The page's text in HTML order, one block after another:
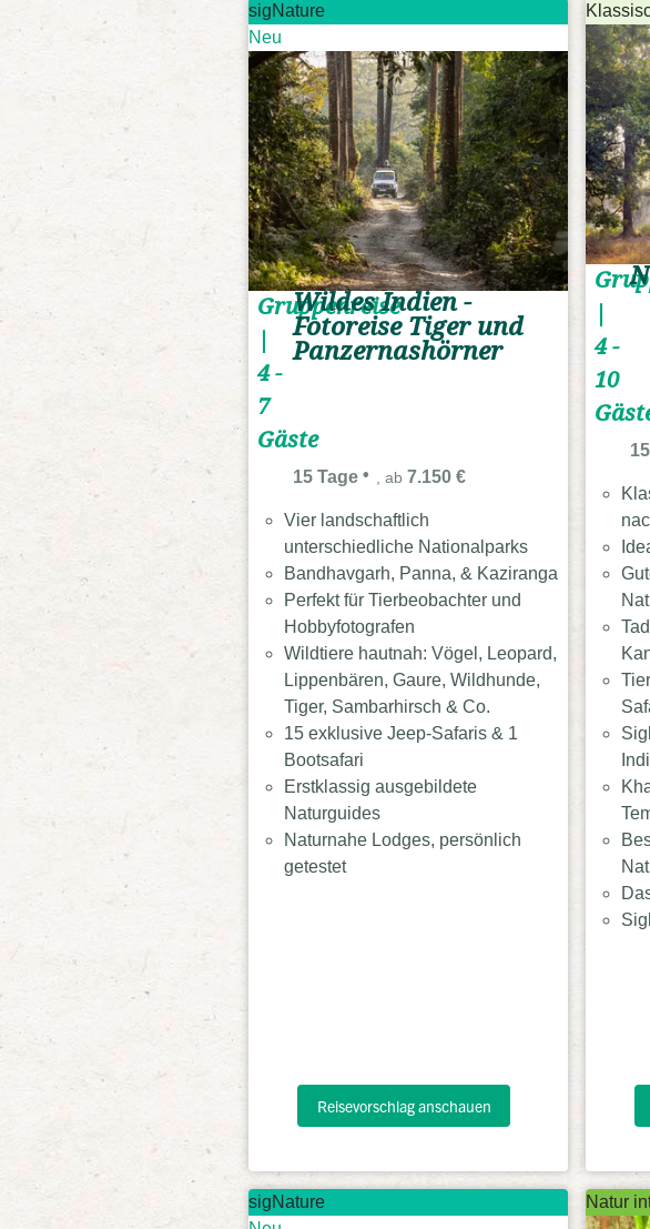
sigNature
Neu
Gruppenreise
|
4 -
7
Gäste
Wildes Indien -
Fotoreise Tiger und
Panzernashörner
15 Tage , ab 7.150 €
Vier landschaftlich
unterschiedliche Nationalparks
Bandhavgarh, Panna, & Kaziranga
Perfekt für Tierbeobachter und
Hobbyfotografen
Wildtiere hautnah: Vögel, Leopard,
Lippenbären, Gaure, Wildhunde,
Tiger, Sambarhirsch & Co.
15 exklusive Jeep-Safaris & 1
Bootsafari
Erstklassig ausgebildete
Naturguides
Naturnahe Lodges, persönlich
getestet
Reisevorschlag anschauen
|
4 -
10
sigNature
Natur